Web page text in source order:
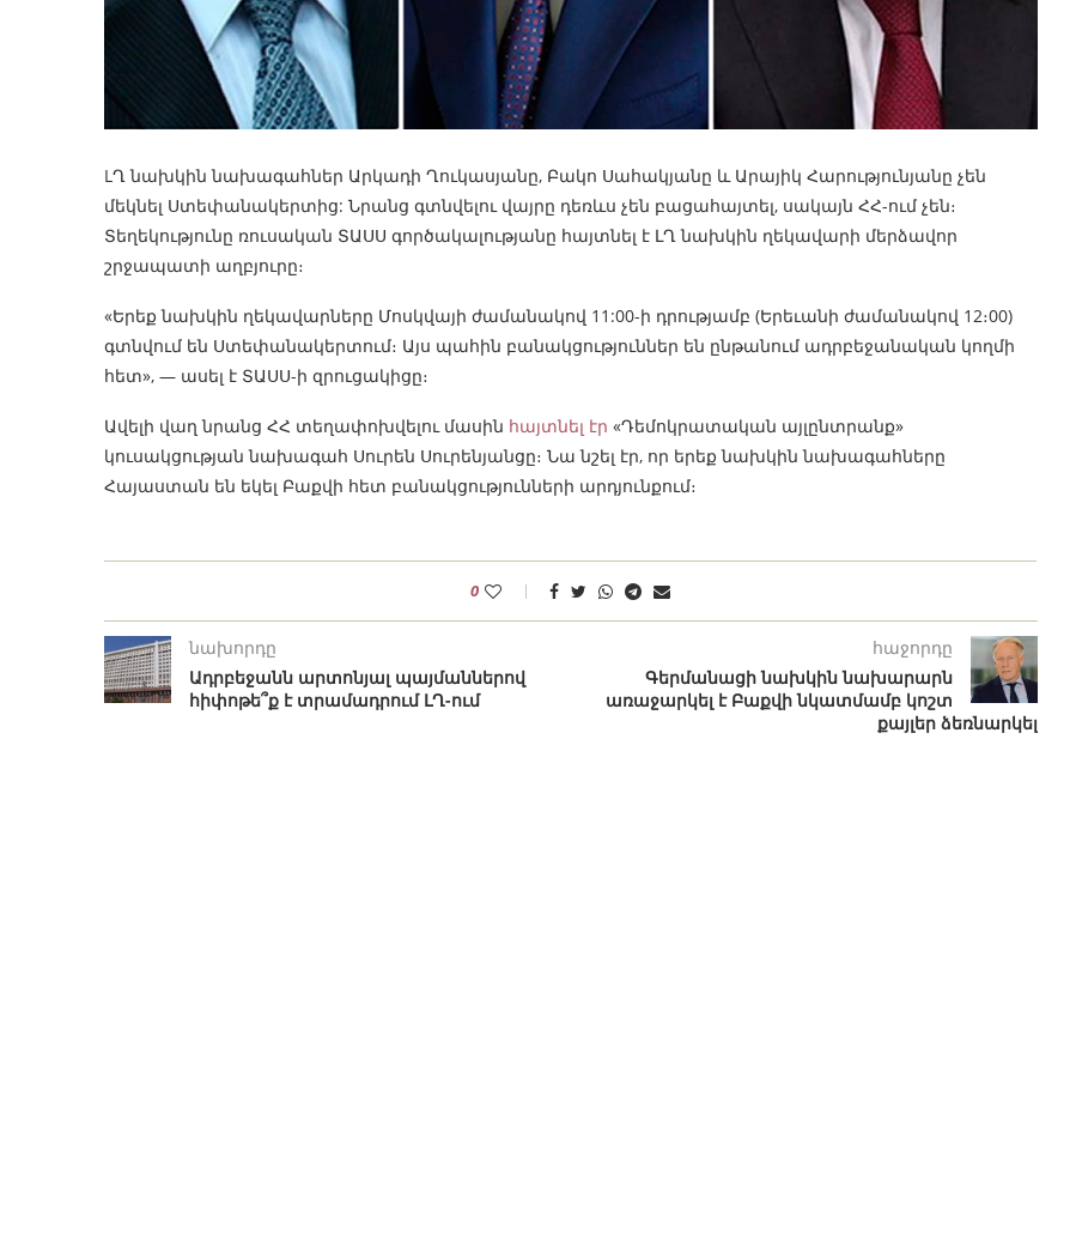
LՂ նախկին նախագահներ Արկադի Ղուկասյանը, Բակո Սահակյանը և Արայիկ Հարությունյանը չեն
մեկնել Ստեփանակերտից: Նրանց գտնվելու վայրը դեռևս չեն բացահայտել, սակայն ՀՀ-ում չեն։
Տեղեկությունը ռուսական ՏԱՍՍ գործակալությանը հայտնել է ԼՂ նախկին ղեկավարի մերձավոր
շրջապատի աղբյուրը։
«Երեք նախկին ղեկավարները Մոսկվայի ժամանակով 11:00-ի դրությամբ (Երեւանի ժամանակով 12։00)
գտնվում են Ստեփանակերտում։ Այս պահին բանակցություններ են ընթանում ադրբեջանական կողմի
հետ», — ասել է ՏԱՍՍ-ի զրուցակիցը։
Ավելի վաղ նրանց ՀՀ տեղափոխվելու մասին հայտնել էր «Դեմոկրատական այլընտրանք»
կուսակցության նախագահ Սուրեն Սուրենյանցը։ Նա նշել էր, որ երեք նախկին նախագահները
Հայաստան են եկել Բաքվի հետ բանակցությունների արդյունքում։
0
նախորդը
Ադրբեջանն արտոնյալ պայմաններով
հիփոթե՞ք է տրամադրում ԼՂ-ում
հաջորդը
Գերմանացի նախկին նախարարն
առաջարկել է Բաքվի նկատմամբ կոշտ
քայլեր ձեռնարկել